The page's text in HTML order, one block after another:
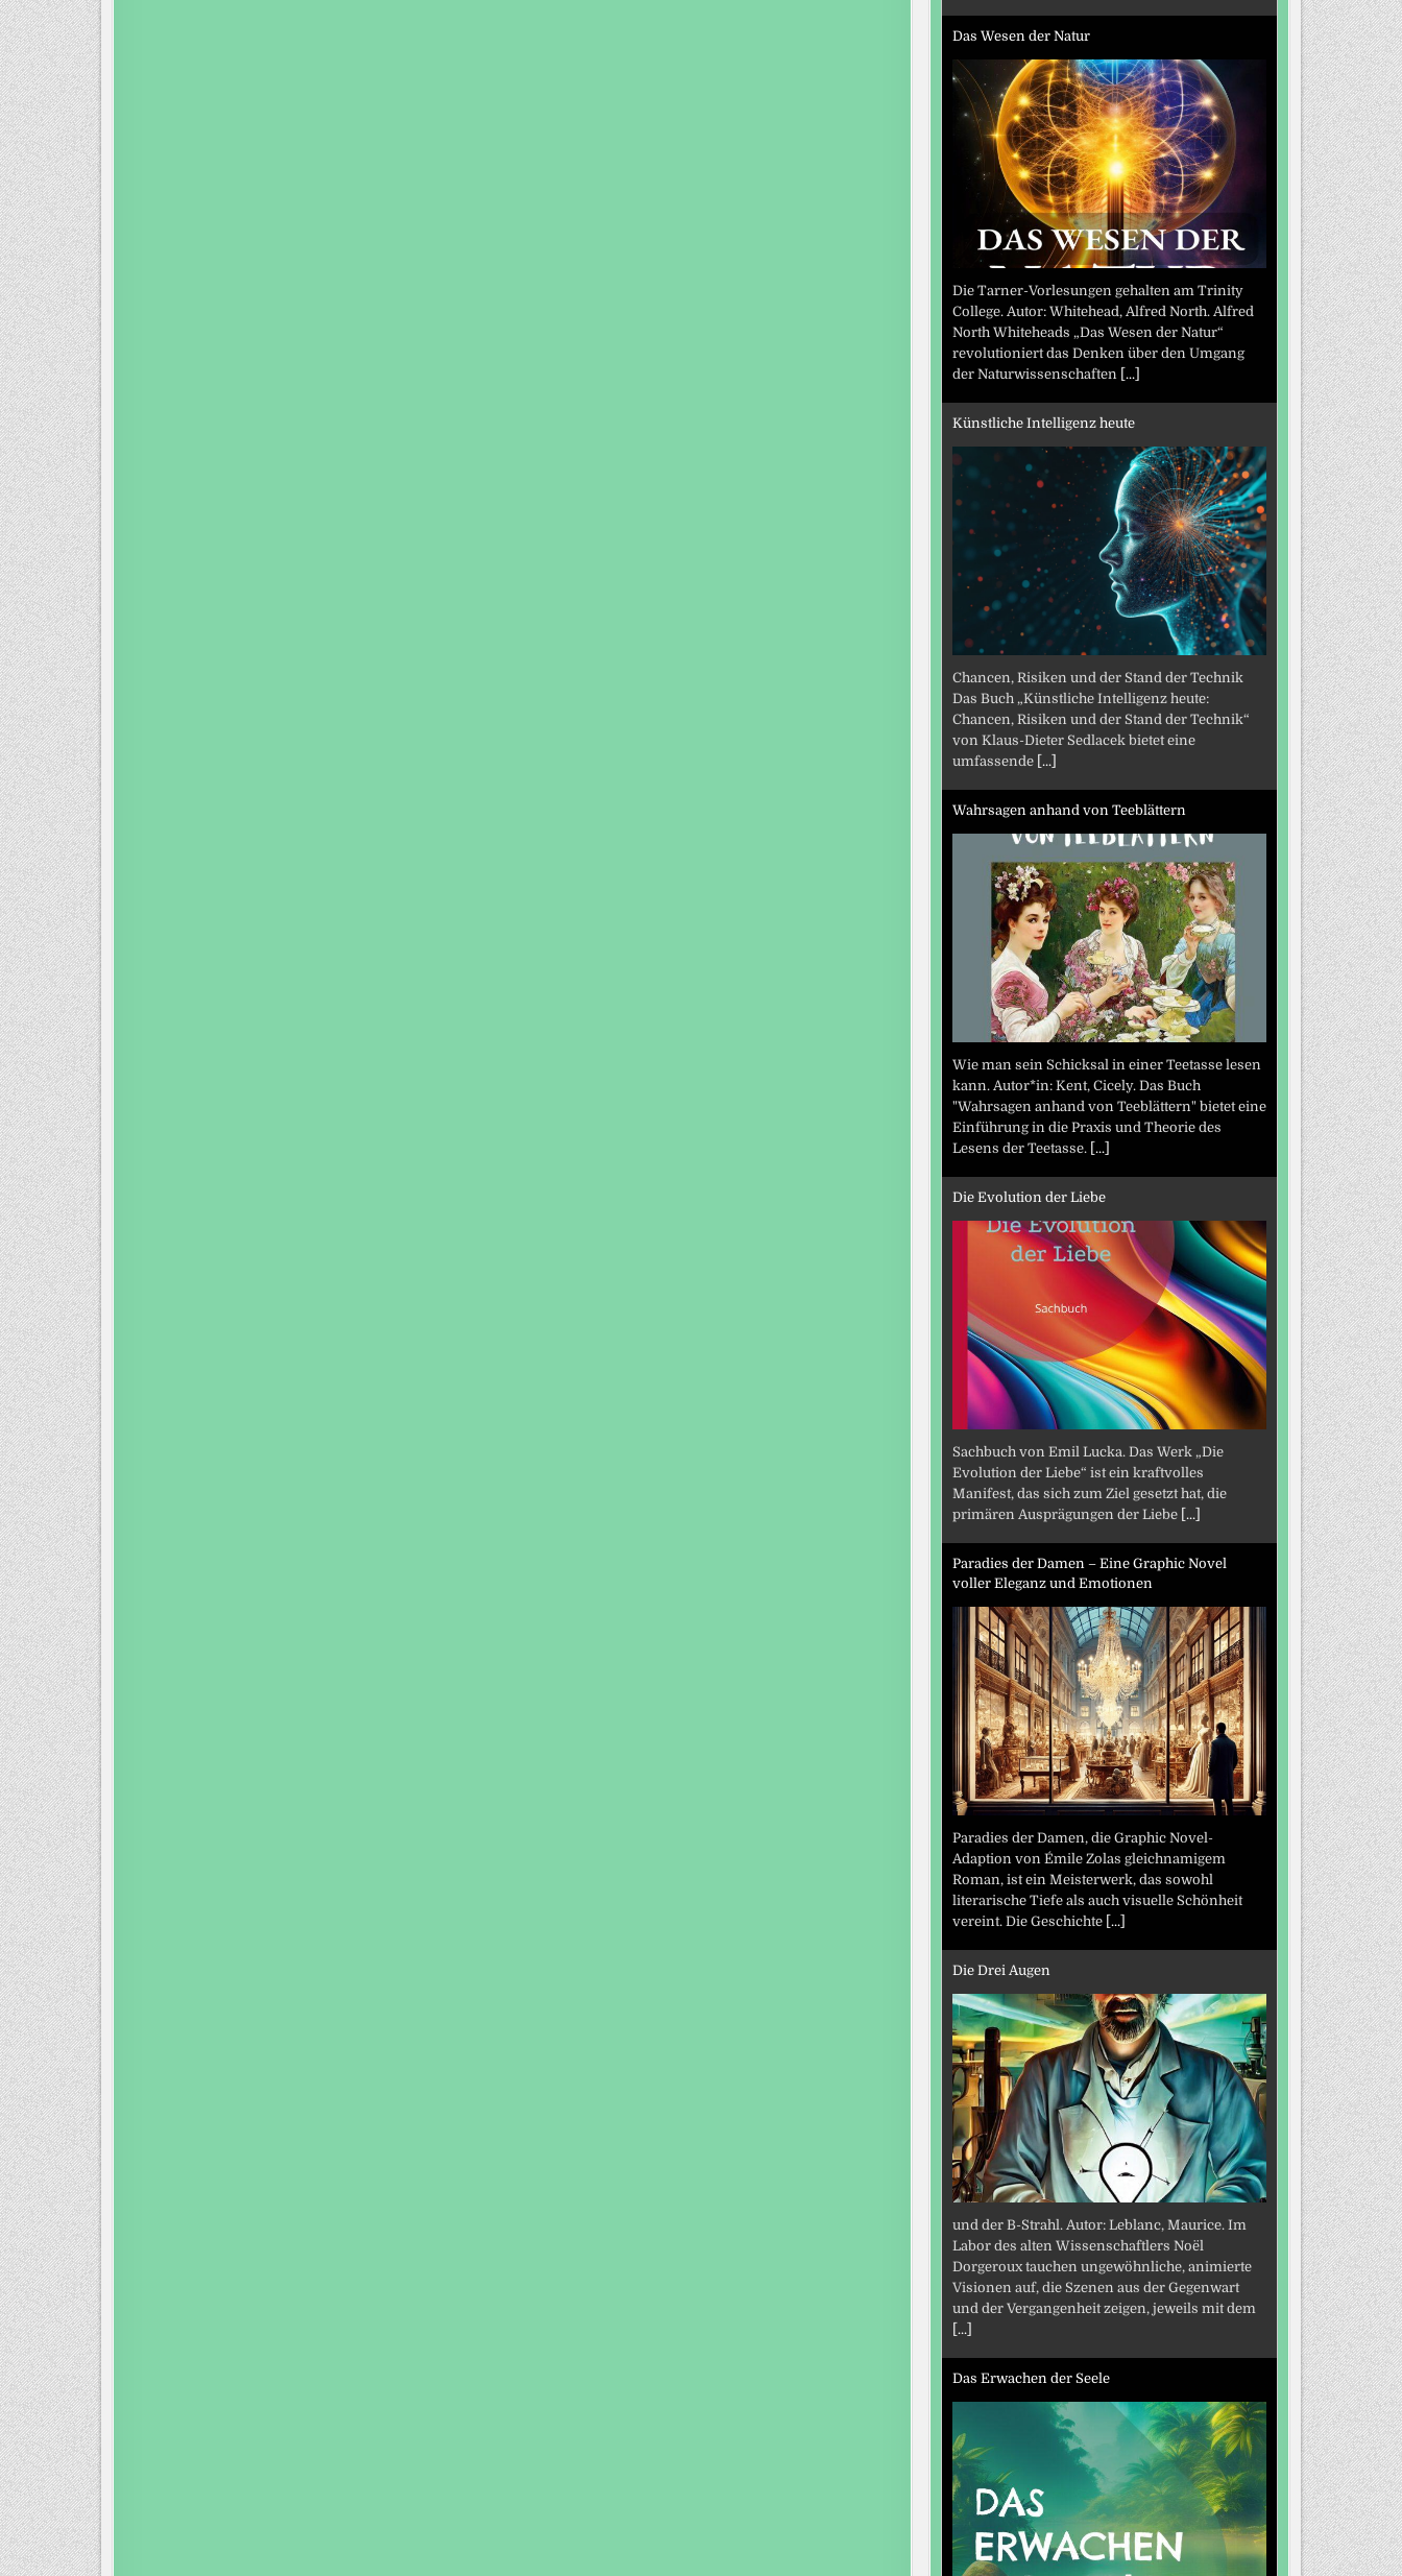
Das Wesen der Natur
Die Tarner-Vorlesungen gehalten am Trinity
College. Autor: Whitehead, Alfred North. Alfred
North Whiteheads „Das Wesen der Natur“
revolutioniert das Denken über den Umgang
der Naturwissenschaften [...]
Künstliche Intelligenz heute
Chancen, Risiken und der Stand der Technik
Das Buch „Künstliche Intelligenz heute:
Chancen, Risiken und der Stand der Technik“
von Klaus-Dieter Sedlacek bietet eine
umfassende [...]
Wahrsagen anhand von Teeblättern
Wie man sein Schicksal in einer Teetasse lesen
kann. Autor*in: Kent, Cicely. Das Buch
"Wahrsagen anhand von Teeblättern" bietet eine
Einführung in die Praxis und Theorie des
Lesens der Teetasse. [...]
Die Evolution der Liebe
Sachbuch von Emil Lucka. Das Werk „Die
Evolution der Liebe“ ist ein kraftvolles
Manifest, das sich zum Ziel gesetzt hat, die
primären Ausprägungen der Liebe [...]
Paradies der Damen – Eine Graphic Novel
voller Eleganz und Emotionen
Paradies der Damen, die Graphic Novel-
Adaption von Émile Zolas gleichnamigem
Roman, ist ein Meisterwerk, das sowohl
literarische Tiefe als auch visuelle Schönheit
vereint. Die Geschichte [...]
Die Drei Augen
und der B-Strahl. Autor: Leblanc, Maurice. Im
Labor des alten Wissenschaftlers Noël
Dorgeroux tauchen ungewöhnliche, animierte
Visionen auf, die Szenen aus der Gegenwart
und der Vergangenheit zeigen, jeweils mit dem
[...]
Das Erwachen der Seele